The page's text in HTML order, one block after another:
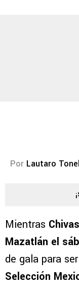
Por Lautaro
Mientras
Mazatlán el
de gala para
Selección